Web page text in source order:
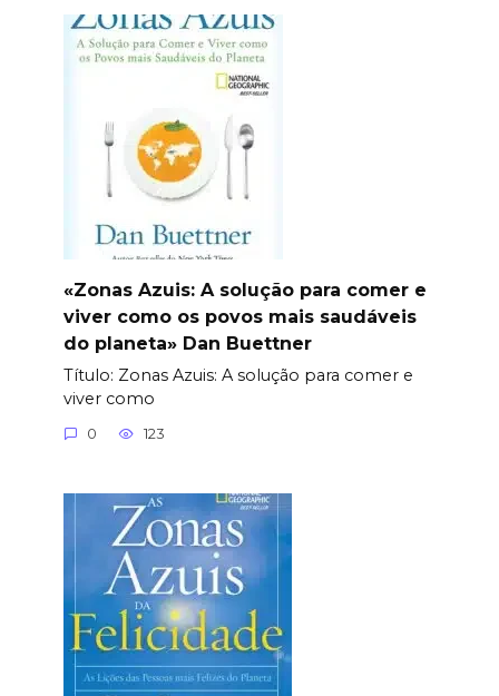
«Zonas Azuis: A solução para comer e
viver como os povos mais saudáveis
do planeta» Dan Buettner
Título: Zonas Azuis: A solução para comer e
viver como
0 123